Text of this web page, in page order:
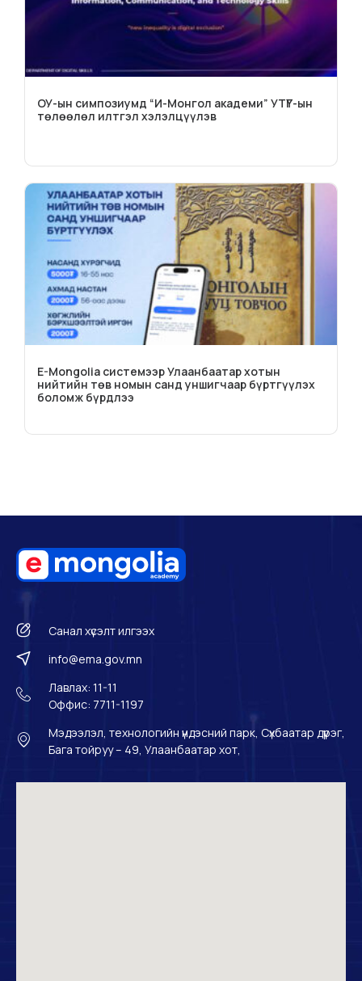
ОУ-ын симпозиумд “И-Монгол академи” УТҮГ-ын
төлөөлөл илтгэл хэлэлцүүлэв
E-Mongolia системээр Улаанбаатар хотын
нийтийн төв номын санд уншигчаар бүртгүүлэх
боломж бүрдлээ
Санал хүсэлт илгээх
info@ema.gov.mn
Лавлах: 11-11
Оффис: 7711-1197
Мэдээлэл, технологийн үндэсний парк, Сүхбаатар дүүрэг,
Бага тойруу – 49, Улаанбаатар хот,